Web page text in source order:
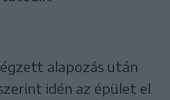
alapozás után
idén az épület el